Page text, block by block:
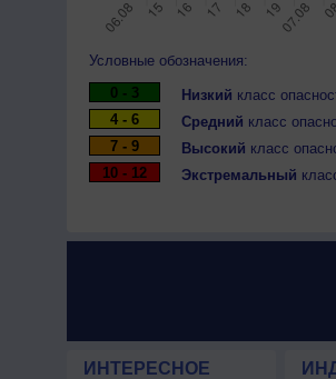
Условные обозначения:
0 - 3
Низкий класс
4 - 6
Средний класс
7 - 9
Высокий класс
10 - 12
Экстремальный
ИНТЕРЕСНОЕ